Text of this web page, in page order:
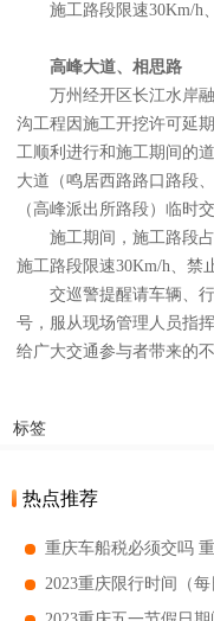
施工路段限速30Km/h、
高峰大道、相思路
万州经开区长江水岸融
沟工程因施工开挖许可延
工顺利进行和施工期间的
大道（鸣居西路路口路段
（高峰派出所路段）临时
施工期间，施工路段占
施工路段限速30Km/h、禁
交巡警提醒请车辆、行
号，服从现场管理人员指
给广大交通参与者带来的
标签
热点推荐
重庆车船税必须交吗